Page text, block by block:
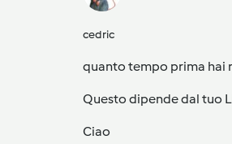
cedric
quanto tempo prima hai
Questo dipende dal tuo
Ciao